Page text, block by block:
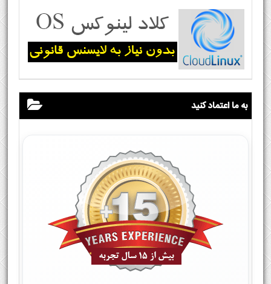
به ما اعتماد کنید